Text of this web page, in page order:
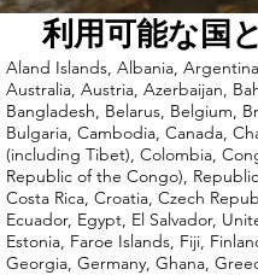
利用可能な国
Aland Islands, Albania,
Australia, Austria, Azerbaijan,
Bangladesh, Belarus, Belgium,
Bulgaria, Cambodia, Canada,
(including Tibet), Colombia,
Republic of the Congo),
Costa Rica, Croatia, Czech
Ecuador, Egypt, El Salvador,
Estonia, Faroe Islands, Fiji,
Georgia, Germany, Ghana,